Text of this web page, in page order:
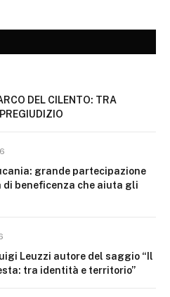
DEL CILENTO: TRA
grande partecipazione
di beneficenza che aiuta gli
Leuzzi autore del saggio “Il
tra identità e territorio”